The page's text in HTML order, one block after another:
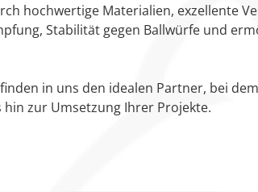
hochwertige Materialien, exzellente
Stabilität gegen Ballwürfe und
in uns den idealen Partner, bei
hin zur Umsetzung Ihrer Projekte.